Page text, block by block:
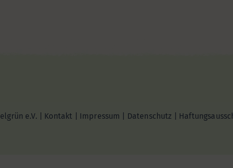
e.V. | Kontakt Impressum Datenschutz